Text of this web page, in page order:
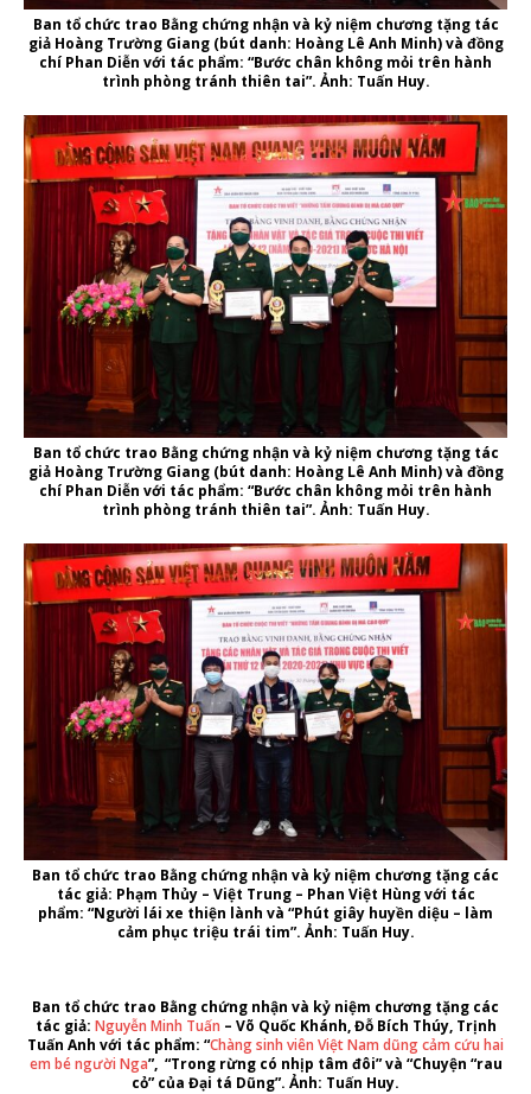
Ban tổ chức trao Bằng chứng nhận và kỷ niệm chương tặng tác
giả Hoàng Trường Giang (bút danh: Hoàng Lê Anh Minh) và đồng
chí Phan Diễn với tác phẩm: “Bước chân không mỏi trên hành
trình phòng tránh thiên tai”. Ảnh: Tuấn Huy.
Ban tổ chức trao Bằng chứng nhận và kỷ niệm chương tặng tác
giả Hoàng Trường Giang (bút danh: Hoàng Lê Anh Minh) và đồng
chí Phan Diễn với tác phẩm: “Bước chân không mỏi trên hành
trình phòng tránh thiên tai”. Ảnh: Tuấn Huy.
Ban tổ chức trao Bằng chứng nhận và kỷ niệm chương tặng các
tác giả: Phạm Thủy – Việt Trung – Phan Việt Hùng với tác
phẩm: “Người lái xe thiện lành và “Phút giây huyền diệu – làm
cảm phục triệu trái tim”. Ảnh: Tuấn Huy.
Ban tổ chức trao Bằng chứng nhận và kỷ niệm chương tặng các
tác giả: Nguyễn Minh Tuấn – Võ Quốc Khánh, Đỗ Bích Thúy, Trịnh
Tuấn Anh với tác phẩm: “Chàng sinh viên Việt Nam dũng cảm cứu hai
em bé người Nga”, “Trong rừng có nhịp tâm đôi” và “Chuyện “rau
cỏ” của Đại tá Dũng”. Ảnh: Tuấn Huy.